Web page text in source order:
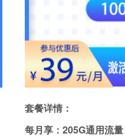
套餐详情：
每月享：205G通用流